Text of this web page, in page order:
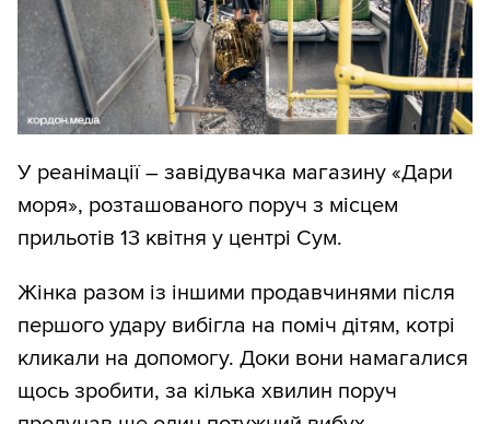
У реанімації – завідувачка магазину «Дари
моря», розташованого поруч з місцем
прильотів 13 квітня у центрі Сум.
Жінка разом із іншими продавчинями після
першого удару вибігла на поміч дітям, котрі
кликали на допомогу. Доки вони намагалися
щось зробити, за кілька хвилин поруч